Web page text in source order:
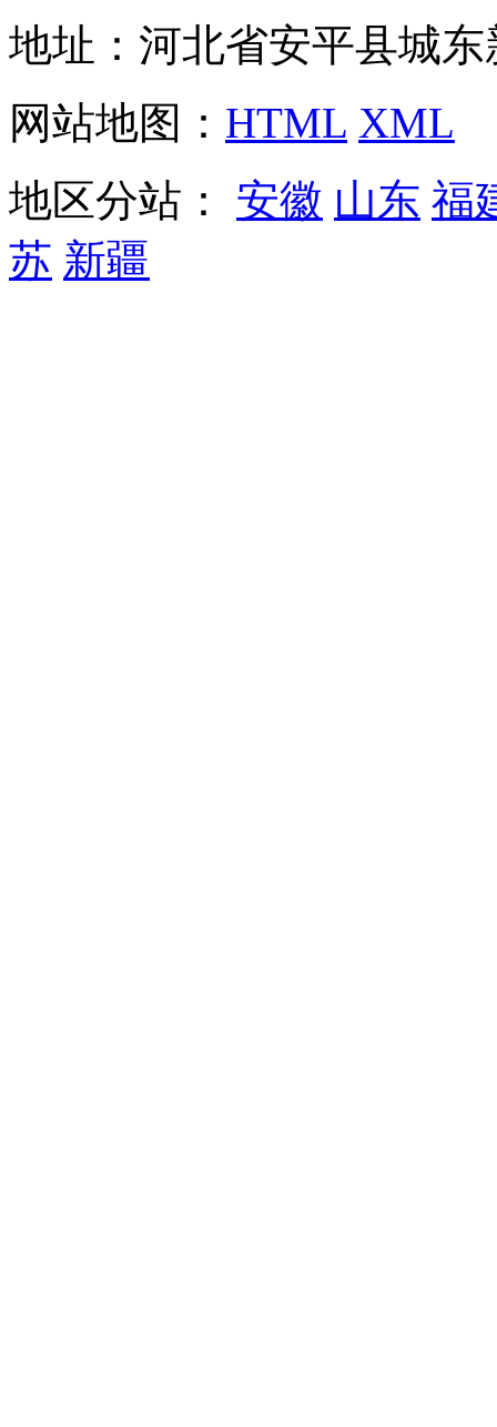
地址：河北省安平县城
网站地图： HTML XML
地区分站： 安徽 山东 福
苏 新疆